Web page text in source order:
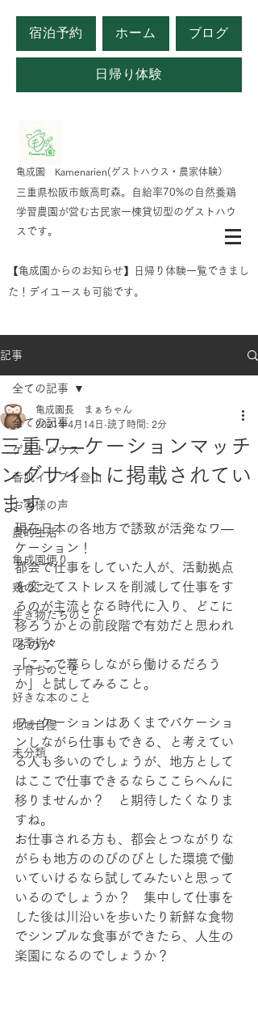
宿泊予約 ホーム ブログ
日帰り体験
​亀成園 Kamenarien(ゲストハウス・農家体験）
​​三重県松阪市飯高町森。自給率70%の自然養鶏
学習農園が営む古民家一棟貸切型のゲストハウ
スです。
​【亀成園からのお知らせ】日帰り体験一覧できまし
た！デイユースも可能です。
記事
全ての記事
ゲストハウス
香肌イレブン登山
お客様の声
農的生活
亀成園便り
鶏のこと
生き物たちのこと
四季折々
子育ちのこと
好きな本のこと
地域自慢
未分類
全ての記事
三重ワ―ケーションマッチ
ングサイトに掲載されてい
ます
亀成園長 まぁちゃん
2021年4月14日 読了時間: 2分
現在日本の各地方で誘致が活発なワ―
ケーション！
都会で仕事をしていた人が、活動拠点
を変えてストレスを削減して仕事をす
るのが主流となる時代に入り、どこに
移ろうかとの前段階で有効だと思われ
るのが
「ここで暮らしながら働けるだろう
か」と試してみること。
ワ―ケーションはあくまでバケーショ
ンしながら仕事もできる、と考えてい
る人も多いのでしょうが、地方として
はここで仕事できるならここらへんに
移りませんか？　と期待したくなりま
すね。
お仕事される方も、都会とつながりな
がらも地方ののびのびとした環境で働
いていけるなら試してみたいと思って
いるのでしょうか？　集中して仕事を
した後は川沿いを歩いたり新鮮な食物
でシンプルな食事ができたら、人生の
楽園になるのでしょうか？